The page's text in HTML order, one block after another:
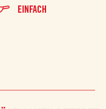
EINFACH